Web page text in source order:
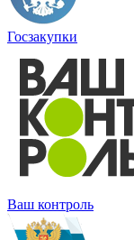
Госзакупки
Ваш контроль